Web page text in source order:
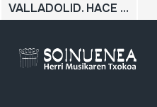
VALLADOLID. HACE 100 AÑOS